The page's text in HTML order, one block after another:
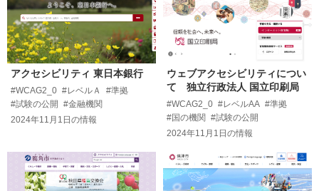
アクセシビリティ 東日本銀行
#WCAG2_0 #レベルＡ
#準拠
#試験の公開
#金融機関
2024年11月1日 の情報
ウェブアクセシビリティについ
て 独立行政法人 国立印刷局
#WCAG2_0 #レベルAA #準拠
#国の機関 #試験の公開
2024年11月1日 の情報